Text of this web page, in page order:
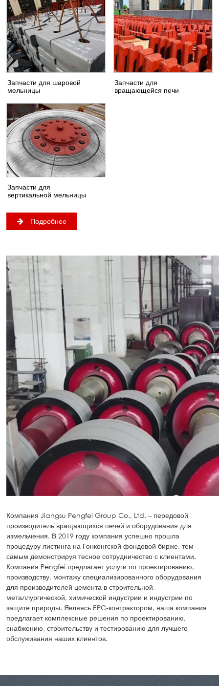
Запчасти для шаровой
мельницы
Запчасти для
вращающейся печи
Запчасти для
вертикальной мельницы
Подробнее
Компания Jiangsu Pengfei Group Co., Ltd. – передовой
производитель вращающихся печей и оборудования для
измельчения. В 2019 году компания успешно прошла
процедуру листинга на Гонконгской фондовой бирже, тем
самым демонстрируя тесное сотрудничество с клиентами.
Компания Pengfei предлагает услуги по проектированию,
производству, монтажу специализированного оборудования
для производителей цемента в строительной,
металлургической, химической индустрии и индустрии по
защите природы. Являясь EPC-контрактором, наша компания
предлагает комплексные решения по проектированию,
снабжению, строительству и тестированию для лучшего
обслуживания наших клиентов.